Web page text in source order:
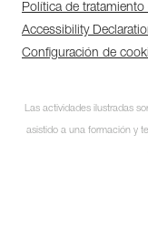
Política de
Accessibility
Configuración de
Las actividades ilustradas
asistido a una formación y